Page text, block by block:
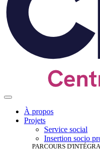
À propos
Projets
Service social
Insertion socio­
PARCOURS